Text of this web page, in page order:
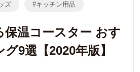
ズ キッチン用品
保温コースター おす
9選【2020年版】